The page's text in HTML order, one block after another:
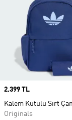
Price
2.399 TL
Kalem Kutulu Sırt
Originals